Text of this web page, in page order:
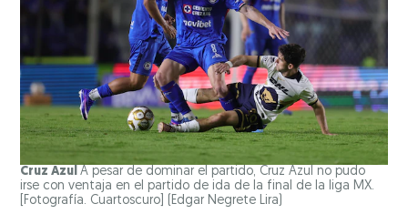
Cruz AzulA pesar de dominar el partido, Cruz Azul no pudo
irse con ventaja en el partido de ida de la final de la liga MX.
[Fotografía. Cuartoscuro]
(Edgar Negrete Lira)